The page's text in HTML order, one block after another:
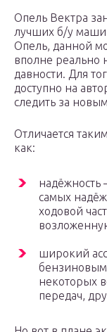
Опель Вектра
лучших б/у
Опель, данной
вполне реально
давности. Для
доступно на
следить за
Отличается
как:
надёжность
самых
ходовой
широкий
некоторых
передач,